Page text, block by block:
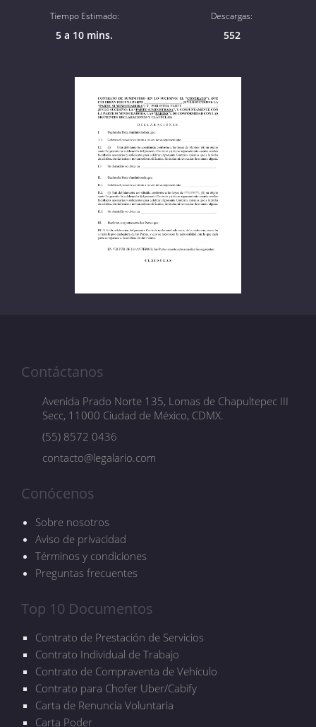
Tiempo Estimado:
5 a 10 mins.
Descargas:
552
Contáctanos
Avenida Prado Norte 135, Lomas de Chapultepec III
Secc, 11000 Ciudad de México, CDMX.
(55) 8572 0436
contacto@legalario.com
Conócenos
Sobre nosotros
Aviso de privacidad
Términos y condiciones
Preguntas frecuentes
Top 10 Documentos
Contrato de Prestación de Servicios
Contrato Individual de Trabajo
Contrato de Compraventa de Vehículo
Contrato para Chofer Uber/Cabify
Carta de Renuncia Voluntaria
Carta Poder